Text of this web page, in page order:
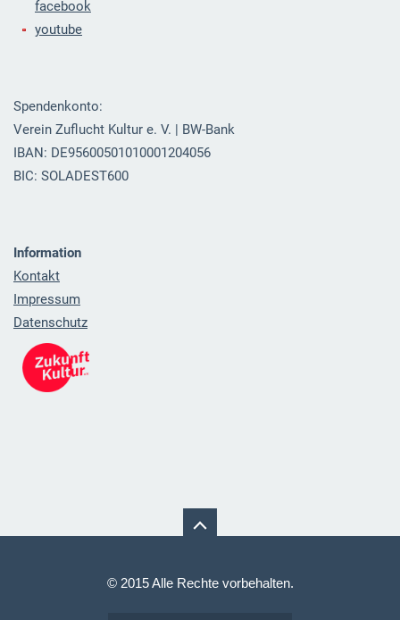
facebook
youtube
Spendenkonto:
Verein Zuflucht Kultur e. V. | BW-Bank
IBAN: DE95600501010001204056
BIC: SOLADEST600
Information
Kontakt
Impressum
Datenschutz
© 2015 Alle Rechte vorbehalten.